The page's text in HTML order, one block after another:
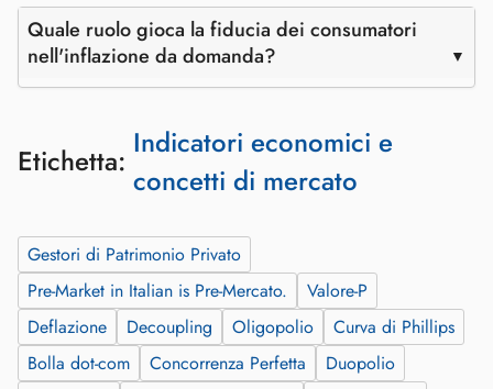
Quale ruolo gioca la fiducia dei consumatori
nell'inflazione da domanda?
Etichetta: Indicatori economici e
concetti di mercato
Gestori di Patrimonio Privato
Pre‑Market in Italian is Pre‑Mercato.
Valore-P
Deflazione
Decoupling Oligopolio
Curva di Phillips
Bolla dot-com
Concorrenza Perfetta
Duopolio